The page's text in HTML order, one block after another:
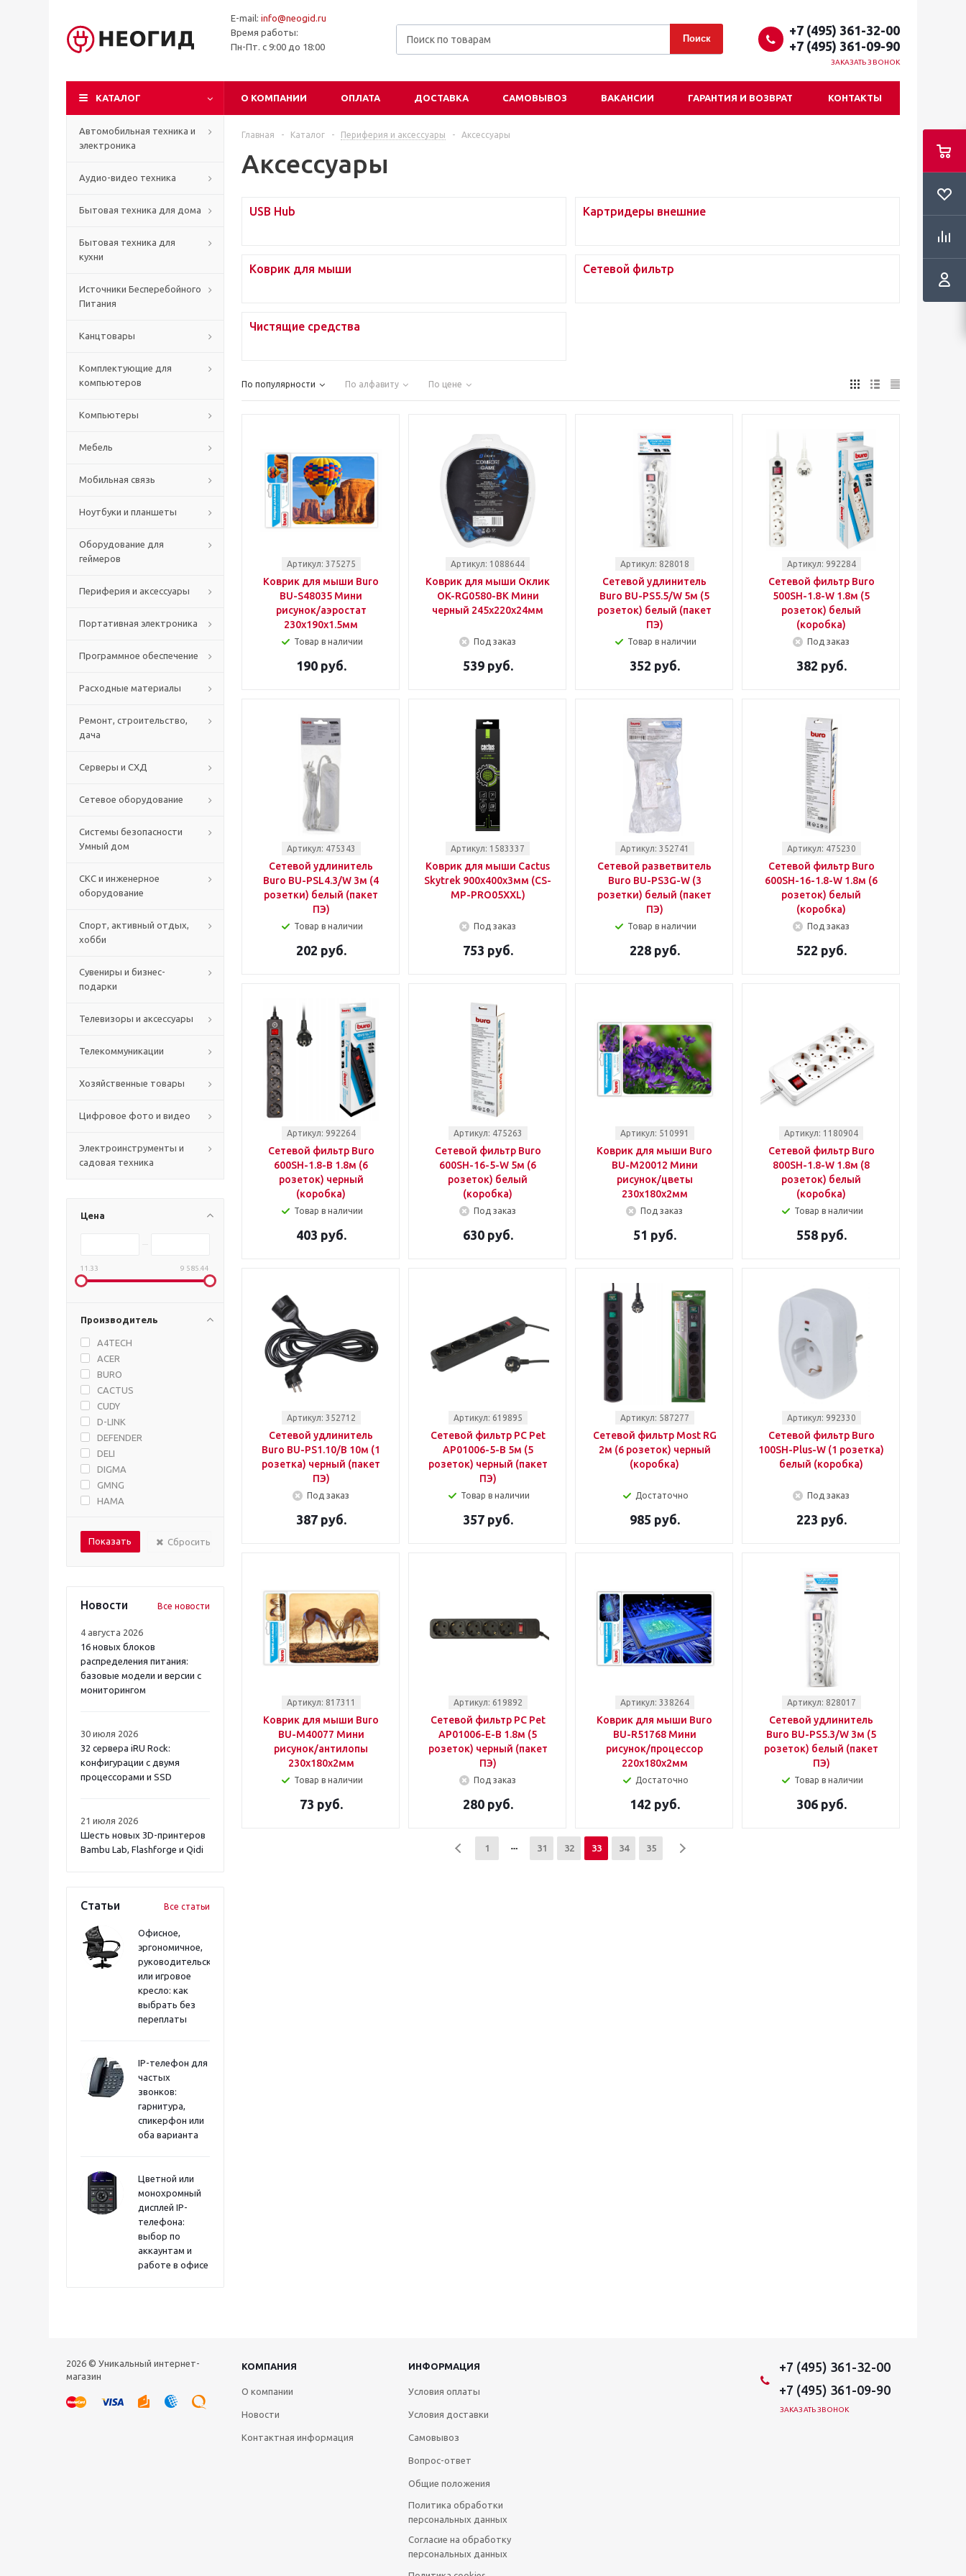
E-mail: info@neogid.ru
Время работы:
Пн-Пт. с 9:00 до 18:00
+7 (495) 361-32-00
+7 (495) 361-09-90
ЗАКАЗАТЬ ЗВОНОК
КАТАЛОГ О КОМПАНИИ ОПЛАТА ДОСТАВКА САМОВЫВОЗ ВАКАНСИИ ГАРАНТИЯ И ВОЗВРАТ КОНТАКТЫ
Автомобильная техника и
электроника
Аудио-видео техника
Бытовая техника для дома
Бытовая техника для
кухни
Источники Бесперебойного
Питания
Канцтовары
Комплектующие для
компьютеров
Компьютеры
Мебель
Мобильная связь
Ноутбуки и планшеты
Оборудование для
геймеров
Периферия и аксессуары
Портативная электроника
Программное обеспечение
Расходные материалы
Ремонт, строительство,
дача
Серверы и СХД
Сетевое оборудование
Системы безопасности
Умный дом
СКС и инженерное
оборудование
Спорт, активный отдых,
хобби
Сувениры и бизнес-
подарки
Телевизоры и аксессуары
Телекоммуникации
Хозяйственные товары
Цифровое фото и видео
Электроинструменты и
садовая техника
Цена
11.33 9 585.44
Производитель
A4TECH
ACER
BURO
CACTUS
CUDY
D-LINK
DEFENDER
DELI
DIGMA
GMNG
HAMA
IEK
MOST
NONAME
OKLICK
ORIGO
PALMEXX
PC PET
POWERCOM
POWERCUBE
PREMIER
SILWERHOF
SUNWIND
TP-LINK
Сбросить
Новости Все новости
4 августа 2026
16 новых блоков
распределения питания:
базовые модели и версии с
мониторингом
30 июля 2026
32 сервера iRU Rock:
конфигурации с двумя
процессорами и SSD
21 июля 2026
Шесть новых 3D-принтеров
Bambu Lab, Flashforge и Qidi
Статьи Все статьи
Офисное,
эргономичное,
руководительское
или игровое
кресло: как
выбрать без
переплаты
IP-телефон для
частых
звонков:
гарнитура,
спикерфон или
оба варианта
Цветной или
монохромный
дисплей IP-
телефона:
выбор по
аккаунтам и
работе в офисе
Главная - Каталог - Периферия и аксессуары - Аксессуары
Аксессуары
USB Hub Картридеры внешние
Коврик для мыши Сетевой фильтр
Чистящие средства
По популярности По алфавиту По цене
Артикул: 375275
Коврик для мыши Buro
BU-S48035 Мини
рисунок/аэростат
230x190x1.5мм
Товар в наличии
190 руб.
Артикул: 1088644
Коврик для мыши Оклик
OK-RG0580-BK Мини
черный 245x220x24мм
Под заказ
539 руб.
Артикул: 828018
Сетевой удлинитель
Buro BU-PS5.5/W 5м (5
розеток) белый (пакет
ПЭ)
Товар в наличии
352 руб.
Артикул: 992284
Сетевой фильтр Buro
500SH-1.8-W 1.8м (5
розеток) белый
(коробка)
Под заказ
382 руб.
Артикул: 475343
Сетевой удлинитель
Buro BU-PSL4.3/W 3м (4
розетки) белый (пакет
ПЭ)
Товар в наличии
202 руб.
Артикул: 1583337
Коврик для мыши Cactus
Skytrek 900x400x3мм (CS-
MP-PRO05XXL)
Под заказ
753 руб.
Артикул: 352741
Сетевой разветвитель
Buro BU-PS3G-W (3
розетки) белый (пакет
ПЭ)
Товар в наличии
228 руб.
Артикул: 475230
Сетевой фильтр Buro
600SH-16-1.8-W 1.8м (6
розеток) белый
(коробка)
Под заказ
522 руб.
Артикул: 992264
Сетевой фильтр Buro
600SH-1.8-B 1.8м (6
розеток) черный
(коробка)
Товар в наличии
403 руб.
Артикул: 475263
Сетевой фильтр Buro
600SH-16-5-W 5м (6
розеток) белый
(коробка)
Под заказ
630 руб.
Артикул: 510991
Коврик для мыши Buro
BU-M20012 Мини
рисунок/цветы
230x180x2мм
Под заказ
51 руб.
Артикул: 1180904
Сетевой фильтр Buro
800SH-1.8-W 1.8м (8
розеток) белый
(коробка)
Товар в наличии
558 руб.
Артикул: 352712
Сетевой удлинитель
Buro BU-PS1.10/B 10м (1
розетка) черный (пакет
ПЭ)
Под заказ
387 руб.
Артикул: 619895
Сетевой фильтр PC Pet
AP01006-5-B 5м (5
розеток) черный (пакет
ПЭ)
Товар в наличии
357 руб.
Артикул: 587277
Сетевой фильтр Most RG
2м (6 розеток) черный
(коробка)
Достаточно
985 руб.
Артикул: 992330
Сетевой фильтр Buro
100SH-Plus-W (1 розетка)
белый (коробка)
Под заказ
223 руб.
Артикул: 817311
Коврик для мыши Buro
BU-M40077 Мини
рисунок/антилопы
230x180x2мм
Товар в наличии
73 руб.
Артикул: 619892
Сетевой фильтр PC Pet
AP01006-E-B 1.8м (5
розеток) черный (пакет
ПЭ)
Под заказ
280 руб.
Артикул: 338264
Коврик для мыши Buro
BU-R51768 Мини
рисунок/процессор
220x180x2мм
Достаточно
142 руб.
Артикул: 828017
Сетевой удлинитель
Buro BU-PS5.3/W 3м (5
розеток) белый (пакет
ПЭ)
Товар в наличии
306 руб.
1 31 32 33 34 35
2026 © Уникальный интернет-
магазин
КОМПАНИЯ ИНФОРМАЦИЯ
О компании
Новости
Контактная информация
Условия оплаты
Условия доставки
Самовывоз
Вопрос-ответ
Общие положения
Политика обработки
персональных данных
Согласие на обработку
персональных данных
+7 (495) 361-32-00
+7 (495) 361-09-90
ЗАКАЗАТЬ ЗВОНОК